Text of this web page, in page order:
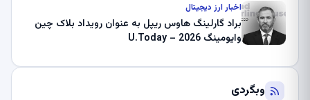
اخبار ارز دیجیتال
براد گارلینگ هاوس ریپل به عنوان رویداد بلاک چین
وایومینگ 2026 – U.Today
وبگردی